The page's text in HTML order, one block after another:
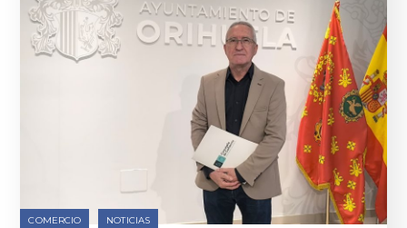
COMERCIO NOTICIAS